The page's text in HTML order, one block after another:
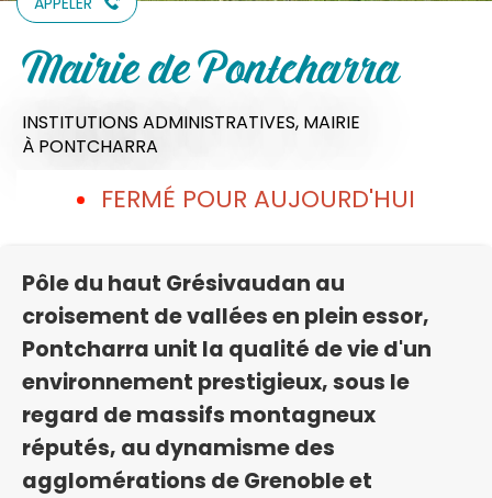
Mairie de Pontcharra
INSTITUTIONS ADMINISTRATIVES, MAIRIE
À PONTCHARRA
FERMÉ POUR AUJOURD'HUI
Pôle du haut Grésivaudan au
croisement de vallées en plein essor,
Pontcharra unit la qualité de vie d'un
environnement prestigieux, sous le
regard de massifs montagneux
réputés, au dynamisme des
agglomérations de Grenoble et